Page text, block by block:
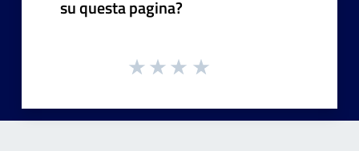
su questa pagina?